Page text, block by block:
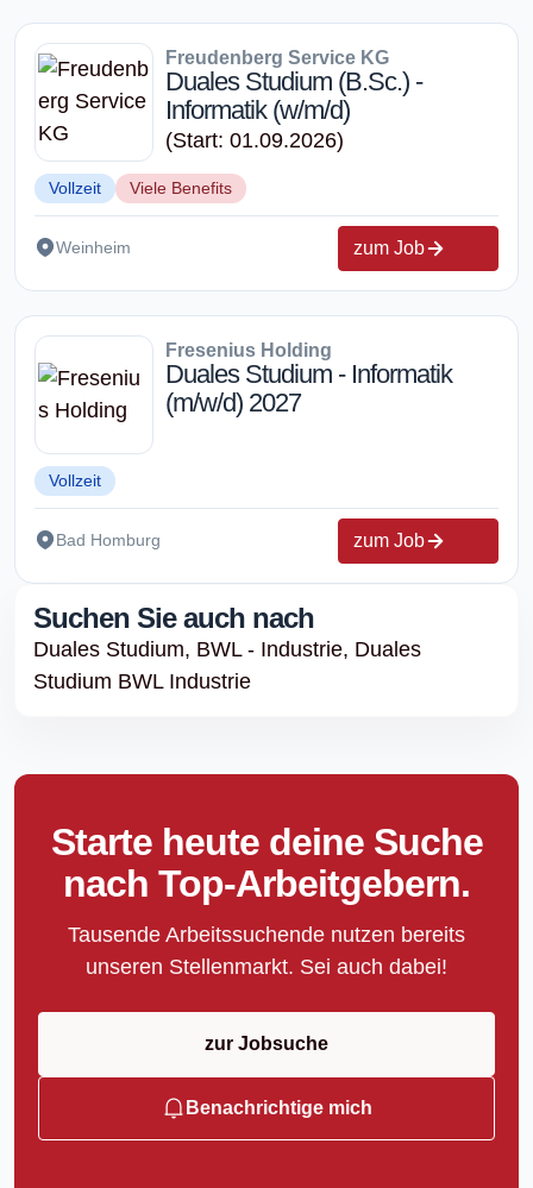
Freudenberg Service KG
Duales Studium (B.Sc.) -
Informatik (w/m/d)
(Start: 01.09.2026)
Vollzeit Viele Benefits
Weinheim zum Job
Fresenius Holding
Duales Studium - Informatik
(m/w/d) 2027
Vollzeit
Bad Homburg zum Job
Suchen Sie auch nach
Duales Studium, BWL - Industrie, Duales
Studium BWL Industrie
Starte heute deine Suche
nach Top-Arbeitgebern.
Tausende Arbeitssuchende nutzen bereits
unseren Stellenmarkt. Sei auch dabei!
zur Jobsuche
Benachrichtige mich